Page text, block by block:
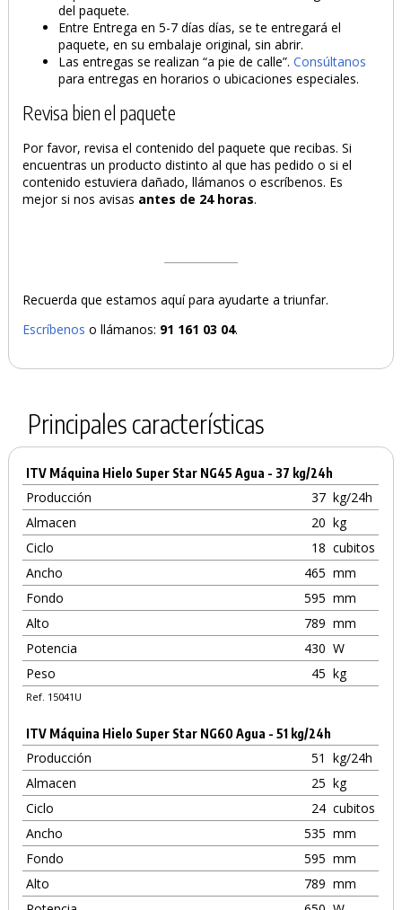
del paquete.
Entre Entrega en 5-7 días días, se te entregará el
paquete, en su embalaje original, sin abrir.
Las entregas se realizan “a pie de calle”.Consúltanos
para entregas en horarios o ubicaciones especiales.
Revisa bien el paquete
Por favor, revisa el contenido del paquete que recibas. Si
encuentras un producto distinto al que has pedido o si el
contenido estuviera dañado, llámanos o escríbenos. Es
mejor si nos avisas antes de 24 horas.
Recuerda que estamos aquí para ayudarte a triunfar.
Escríbenos o llámanos: 91 161 03 04.
Principales características
ITV Máquina Hielo Super Star NG45 Agua - 37 kg/24h
Producción 37 kg/24h
Almacen
20 kg
Ciclo
18 cubitos
Ancho
465 mm
Fondo
595 mm
Alto
789 mm
Potencia
430 W
Peso
45 kg
Ref. 15041U
ITV Máquina Hielo Super Star NG60 Agua - 51 kg/24h
Producción 51
kg/24h
Almacen
25 kg
Ciclo
24 cubitos
Ancho
535 mm
Fondo
595 mm
Alto
789 mm